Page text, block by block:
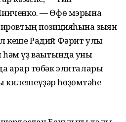
— Өфө мэрына
позицияһына зыян
кеше Радий Фәрит улы
үҙ ваҡытында уны
ҡарар төбәк элиталары
һөҙөмтәһе